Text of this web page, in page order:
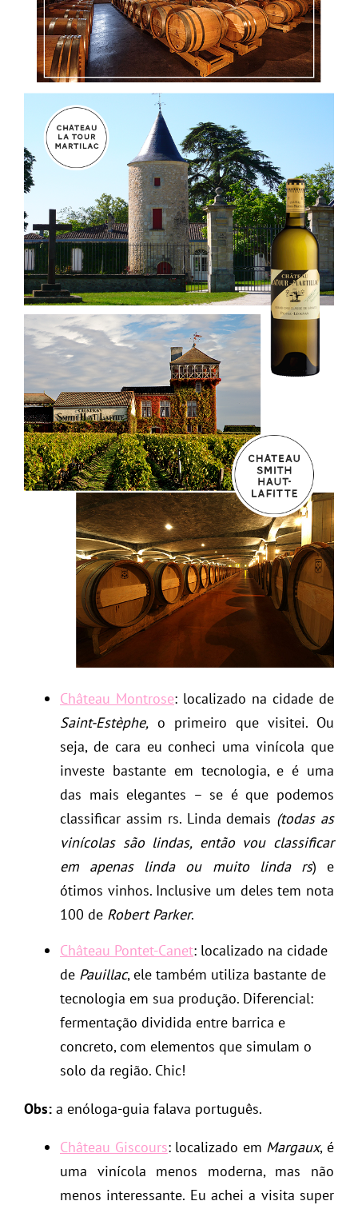
Château Montrose: localizado na cidade de
Saint-Estèphe, o primeiro que visitei. Ou
seja, de cara eu conheci uma vinícola que
investe bastante em tecnologia, e é uma
das mais elegantes – se é que podemos
classificar assim rs. Linda demais (todas as
vinícolas são lindas, então vou classificar
em apenas linda ou muito linda rs) e
ótimos vinhos. Inclusive um deles tem nota
100 de Robert Parker.
Château Pontet-Canet: localizado na cidade
de Pauillac, ele também utiliza bastante de
tecnologia em sua produção. Diferencial:
fermentação dividida entre barrica e
concreto, com elementos que simulam o
solo da região. Chic!
Obs: a enóloga-guia falava português.
Château Giscours: localizado em Margaux, é
uma vinícola menos moderna, mas não
menos interessante. Eu achei a visita super